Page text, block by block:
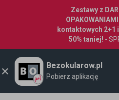
Zestawy z
kontaktowych 2+1
50% taniej! -
Bezokularow.pl
Pobierz aplikację